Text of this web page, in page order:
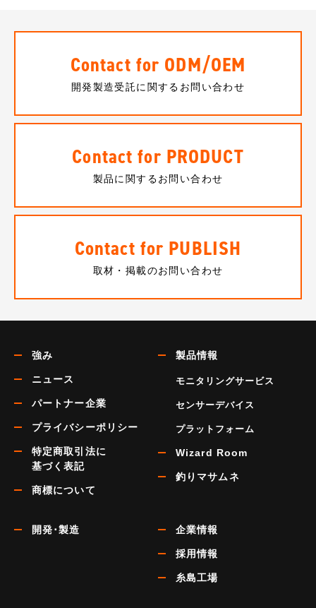
Contact for ODM/OEM
開発製造受託に関するお問い合わせ
Contact for PRODUCT
製品に関するお問い合わせ
Contact for PUBLISH
取材・掲載のお問い合わせ
強み
ニュース
パートナー企業
プライバシーポリシー
特定商取引法に
基づく表記
商標について
製品情報
モニタリングサービス
センサーデバイス
プラットフォーム
Wizard Room
釣りマサムネ
開発･製造 企業情報
採用情報
糸島工場